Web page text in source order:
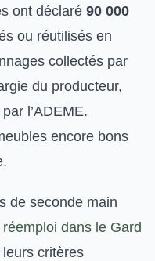
ont déclaré 90 000
ou réutilisés en
collectés par
du producteur,
l’ADEME.
encore bons
de seconde main
dans le Gard
critères